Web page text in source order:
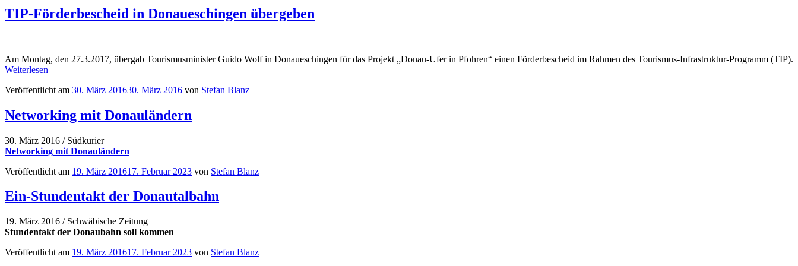
TIP-Förderbescheid in Donaueschingen übergeben
Am Montag, den 27.3.2017, übergab Tourismusminister Guido Wolf in Donaueschingen für das Projekt „Donau-Ufer in Pfohren“ einen Förderbescheid im Rahmen des Tourismus-Infrastruktur-Programm (TIP).
Weiterlesen
Veröffentlicht am 30. März 201630. März 2016 von Stefan Blanz
Networking mit Donauländern
30. März 2016 / Südkurier
Networking mit Donauländern
Veröffentlicht am 19. März 201617. Februar 2023 von Stefan Blanz
Ein-Stundentakt der Donautalbahn
19. März 2016 / Schwäbische Zeitung
Stundentakt der Donaubahn soll kommen
Veröffentlicht am 19. März 201617. Februar 2023 von Stefan Blanz